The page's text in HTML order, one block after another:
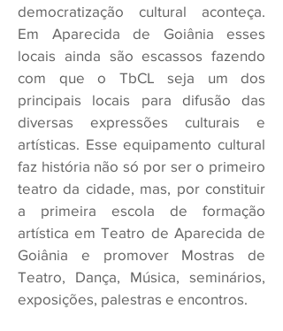
democratização cultural aconteça.
Em Aparecida de Goiânia esses
locais ainda são escassos fazendo
com que o TbCL seja um dos
principais locais para difusão das
diversas expressões culturais e
artísticas. Esse equipamento cultural
faz história não só por ser o primeiro
teatro da cidade, mas, por constituir
a primeira escola de formação
artística em Teatro de Aparecida de
Goiânia e promover Mostras de
Teatro, Dança, Música, seminários,
exposições, palestras e encontros.